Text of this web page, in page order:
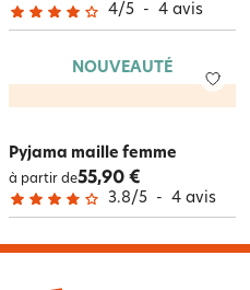
4/5 - 4 avis
NOUVEAUTÉ
Pyjama maille femme
à partir de55,90 €
3.8/5 - 4 avis